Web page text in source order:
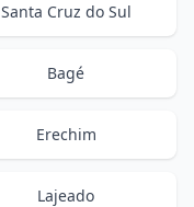
Santa Cruz do Sul
Bagé
Erechim
Lajeado